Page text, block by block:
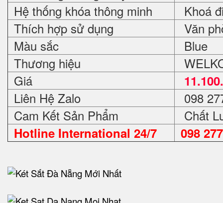
Hệ thống khóa thông minh
Khoá
Thích hợp sử dụng
Văn
Màu sắc
Blue
Thương hiệu
Giá
Liên Hệ Zalo
098
Cam Kết Sản Phẩm
Chất
Hotline International 24/7 098